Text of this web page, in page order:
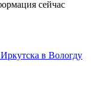
сейчас
в Вологду